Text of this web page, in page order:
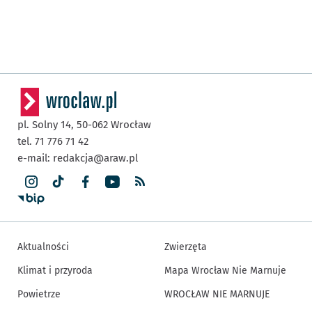
pl. Solny 14, 50-062 Wrocław
tel. 71 776 71 42
e-mail: redakcja@araw.pl
Aktualności
Klimat i przyroda
Powietrze
Zwierzęta
Mapa Wrocław Nie Marnuje
WROCŁAW NIE MARNUJE